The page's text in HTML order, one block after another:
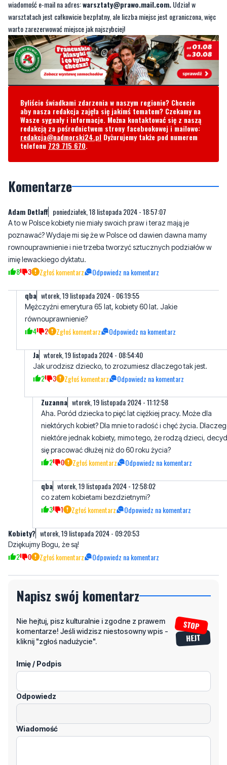
wiadomość e-mail na adres:warsztaty@prawo.mail.com.Udział w
warsztatach jest całkowicie bezpłatny, ale liczba miejsc jest ograniczona, więc
warto zarezerwować miejsce jak najszybciej!
Byliście świadkami zdarzenia w naszym regionie? Chcecie
aby nasza redakcja zajęła się jakimś tematem? Czekamy na
Wasze sygnały i informacje. Można kontaktować się z naszą
redakcją za pośrednictwem strony facebookowej i mailowo:
redakcja@nadmorski24.pl Dyżurujemy także pod numerem
telefonu 729 715 670.
Komentarze
Adam Detlaff poniedziałek, 18 listopada 2024 - 18:57:07
A to w Polsce kobiety nie miały swoich praw i teraz mają je
poznawać? Wydaje mi się że w Polsce od dawien dawna mamy
rownouprawnienie i nie trzeba tworzyć sztucznych podziałów w
imię lewackiego dyktatu.
8 3 Zgłoś komentarz Odpowiedz na komentarz
qba wtorek, 19 listopada 2024 - 06:19:55
Mężczyźni emerytura 65 lat, kobiety 60 lat. Jakie
równouprawnienie?
4 2 Zgłoś komentarz Odpowiedz na komentarz
Ja wtorek, 19 listopada 2024 - 08:54:40
Jak urodzisz dziecko, to zrozumiesz dlaczego tak jest.
2 3 Zgłoś komentarz Odpowiedz na komentarz
Zuzanna wtorek, 19 listopada 2024 - 11:12:58
Aha. Poród dziecka to pięć lat ciężkiej pracy. Może dla
niektórych kobiet? Dla mnie to radość i chęć życia.
niektóre jednak kobiety, mimo tego, że rodzą dzieci,
się pracować dłużej niż do 60 roku życia?
2 0 Zgłoś komentarz Odpowiedz na komentarz
qba wtorek, 19 listopada 2024 - 12:58:02
co zatem kobietami bezdzietnymi?
3 1 Zgłoś komentarz Odpowiedz na komentarz
Kobiety? wtorek, 19 listopada 2024 - 09:20:53
Dziękujmy Bogu, że są!
2 0 Zgłoś komentarz Odpowiedz na komentarz
Napisz swój komentarz
Nie hejtuj, pisz kulturalnie i zgodne z prawem
komentarze! Jeśli widzisz niestosowny wpis -
kliknij "zgłoś nadużycie".
Imię / Podpis
Odpowiedz
Wiadomość